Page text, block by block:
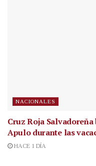
NACIONALES
Cruz Roja
Apulo durante las
HACE 1 DÍA